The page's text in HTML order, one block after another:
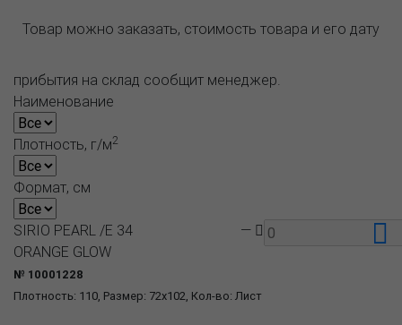
Товар можно заказать, стоимость товара и его дату
прибытия на склад сообщит менеджер.
Наименование
Плотность, г/м2
Формат, см
Плотность: 110, Размер: 72x102, Кол-во: Лист
SIRIO PEARL /E 34
ORANGE GLOW
№ 10001228
—